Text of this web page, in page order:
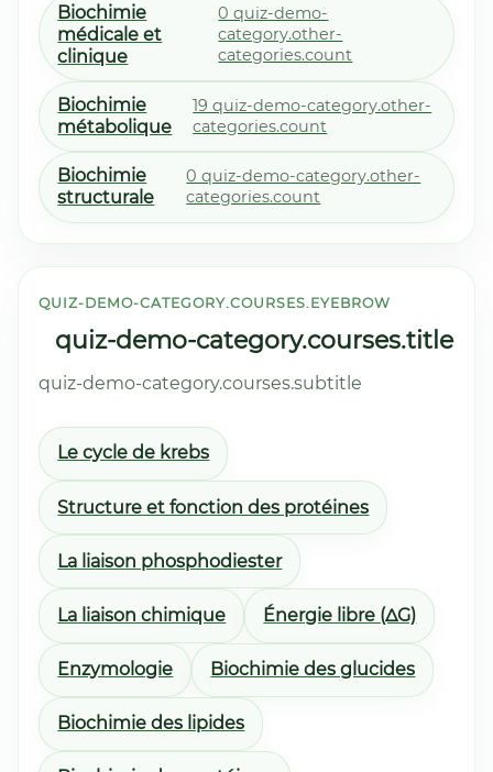
Biochimie
médicale et
clinique
0 quiz-demo-
category.other-
categories.count
Biochimie
métabolique
19 quiz-demo-category.other-
categories.count
Biochimie
structurale
0 quiz-demo-category.other-
categories.count
QUIZ-DEMO-CATEGORY.COURSES.EYEBROW
quiz-demo-category.courses.title
quiz-demo-category.courses.subtitle
Le cycle de krebs
Structure et fonction des protéines
La liaison phosphodiester
La liaison chimique Énergie libre (ΔG)
Enzymologie Biochimie des glucides
Biochimie des lipides